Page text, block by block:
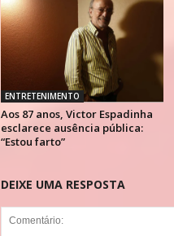
ENTRETENIMENTO
Aos 87 anos, Victor Espadinha
esclarece ausência pública:
“Estou farto”
DEIXE UMA RESPOSTA